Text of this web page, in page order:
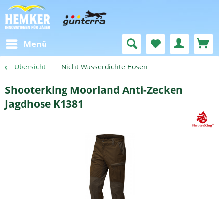
Menü
Übersicht Nicht Wasserdichte Hosen
Shooterking Moorland Anti-Zecken
Jagdhose K1381